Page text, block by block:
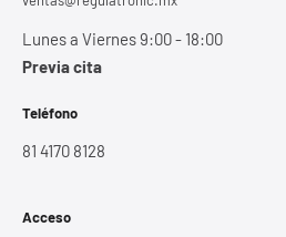
Lunes a Viernes 9:00 - 18:00
Previa cita
Teléfono
81 4170 8128
Acceso